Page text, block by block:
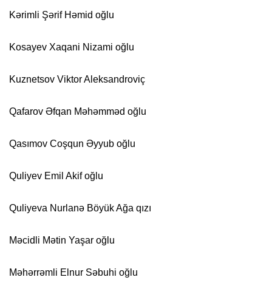
Kərimli Şərif Həmid oğlu
Kosayev Xaqani Nizami oğlu
Kuznetsov Viktor Aleksandroviç
Qafarov Əfqan Məhəmməd oğlu
Qasımov Coşqun Əyyub oğlu
Quliyev Emil Akif oğlu
Quliyeva Nurlanə Böyük Ağa qızı
Məcidli Mətin Yaşar oğlu
Məhərrəmli Elnur Səbuhi oğlu